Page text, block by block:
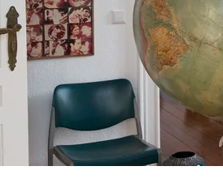
shop
fragen & hilfe
unterstützen
genossenschaft